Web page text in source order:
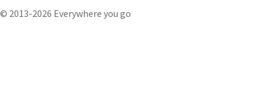
© 2013-2026 Everywhere you go